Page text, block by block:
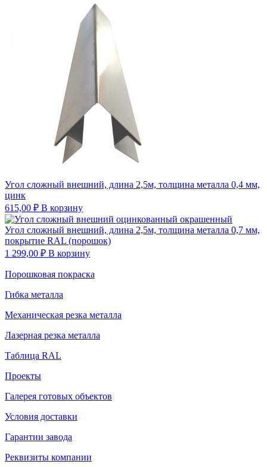
Угол сложный внешний, длина 2,5м, толщина металла 0,4 мм,
цинк
615,00 ₽ В корзину
Угол сложный внешний, длина 2,5м, толщина металла 0,7 мм,
покрытие RAL (порошок)
1 299,00 ₽ В корзину
Порошковая покраска
Гибка металла
Механическая резка металла
Лазерная резка металла
Таблица RAL
Проекты
Галерея готовых объектов
Условия доставки
Гарантии завода
Реквизиты компании